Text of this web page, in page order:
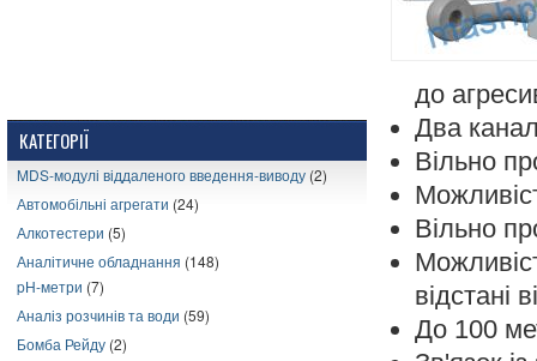
КАТЕГОРІЇ
MDS-модулі віддаленого введення-виводу (2)
Автомобільні агрегати (24)
Алкотестери (5)
Аналітичне обладнання (148)
pH-метри (7)
Аналіз розчинів та води (59)
Бомба Рейду (2)
до
Два
Вільно
Вільно
відстані
До 100